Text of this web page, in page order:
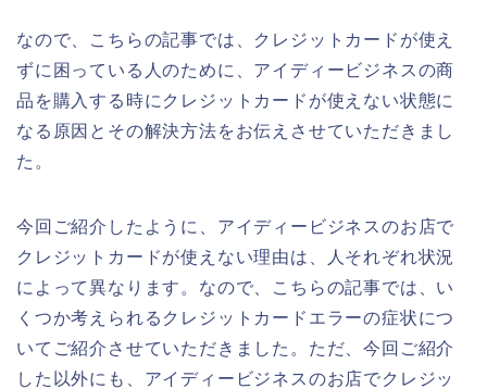
なので、こちらの記事では、クレジットカードが使え
ずに困っている人のために、アイディービジネスの商
品を購入する時にクレジットカードが使えない状態に
なる原因とその解決方法をお伝えさせていただきまし
た。
今回ご紹介したように、アイディービジネスのお店で
クレジットカードが使えない理由は、人それぞれ状況
によって異なります。なので、こちらの記事では、い
くつか考えられるクレジットカードエラーの症状につ
いてご紹介させていただきました。ただ、今回ご紹介
した以外にも、アイディービジネスのお店でクレジッ